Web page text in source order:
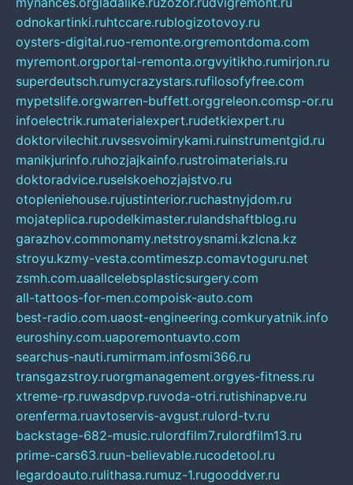
odnokartinki.ruhtccare.rublogizotovoy.ru
oysters-digital.ruo-remonte.orgremontdoma.com
myremont.orgportal-remonta.orgvyitikho.rumirjon.ru
superdeutsch.rumycrazystars.rufilosofyfree.com
mypetslife.orgwarren-buffett.orggreleon.comsp-or.ru
infoelectrik.rumaterialexpert.rudetkiexpert.ru
doktorvilechit.ruvsesvoimirykami.ruinstrumentgid.ru
manikjurinfo.ruhozjajkainfo.rustroimaterials.ru
doktoradvice.ruselskoehozjajstvo.ru
otopleniehouse.rujustinterior.ruchastnyjdom.ru
mojateplica.rupodelkimaster.rulandshaftblog.ru
garazhov.commonamy.netstroysnami.kzlcna.kz
stroyu.kzmy-vesta.comtimeszp.comavtoguru.net
zsmh.com.uaallcelebsplasticsurgery.com
all-tattoos-for-men.compoisk-auto.com
best-radio.com.uaost-engineering.comkuryatnik.info
euroshiny.com.uaporemontuavto.com
searchus-nauti.rumirmam.infosmi366.ru
transgazstroy.ruorgmanagement.orgyes-fitness.ru
xtreme-rp.ruwasdpvp.ruvoda-otri.rutishinapve.ru
orenferma.ruavtoservis-avgust.rulord-tv.ru
backstage-682-music.rulordfilm7.rulordfilm13.ru
prime-cars63.ruun-believable.rucodetool.ru
legardoauto.rulithasa.rumuz-1.rugooddver.ru